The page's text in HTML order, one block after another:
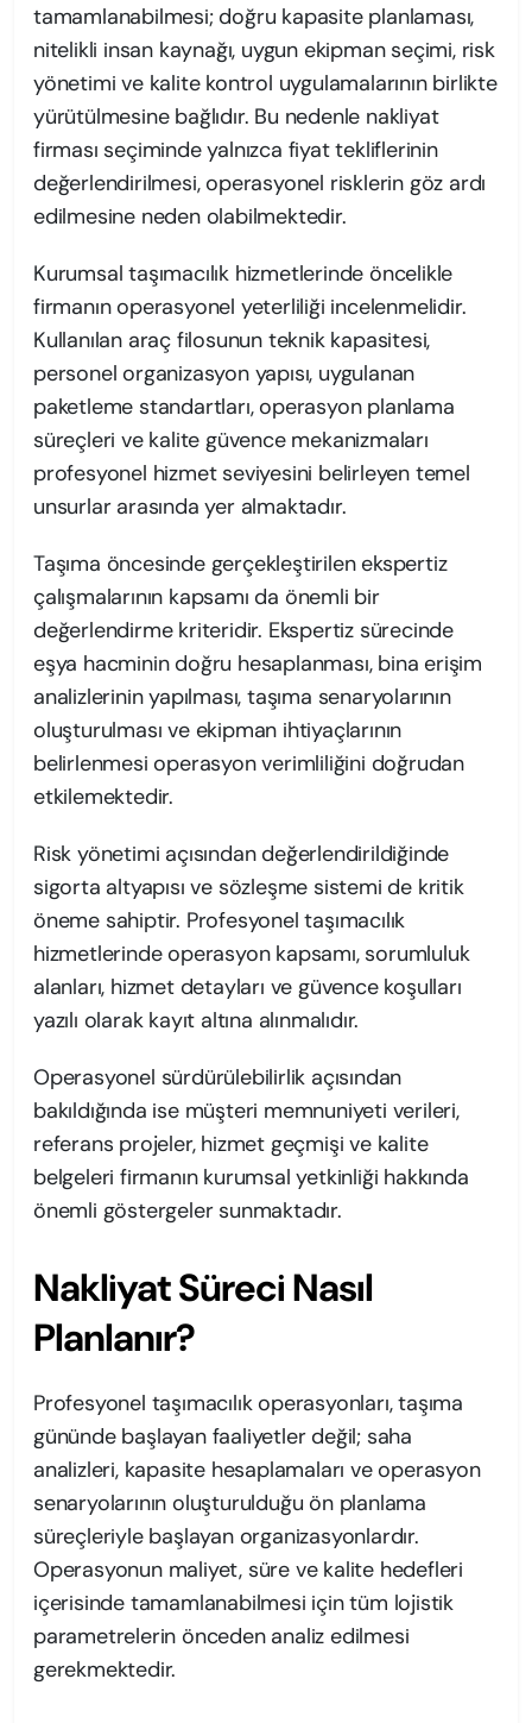
tamamlanabilmesi; doğru kapasite planlaması,
nitelikli insan kaynağı, uygun ekipman seçimi, risk
yönetimi ve kalite kontrol uygulamalarının birlikte
yürütülmesine bağlıdır. Bu nedenle nakliyat
firması seçiminde yalnızca fiyat tekliflerinin
değerlendirilmesi, operasyonel risklerin göz ardı
edilmesine neden olabilmektedir.
Kurumsal taşımacılık hizmetlerinde öncelikle
firmanın operasyonel yeterliliği incelenmelidir.
Kullanılan araç filosunun teknik kapasitesi,
personel organizasyon yapısı, uygulanan
paketleme standartları, operasyon planlama
süreçleri ve kalite güvence mekanizmaları
profesyonel hizmet seviyesini belirleyen temel
unsurlar arasında yer almaktadır.
Taşıma öncesinde gerçekleştirilen ekspertiz
çalışmalarının kapsamı da önemli bir
değerlendirme kriteridir. Ekspertiz sürecinde
eşya hacminin doğru hesaplanması, bina erişim
analizlerinin yapılması, taşıma senaryolarının
oluşturulması ve ekipman ihtiyaçlarının
belirlenmesi operasyon verimliliğini doğrudan
etkilemektedir.
Risk yönetimi açısından değerlendirildiğinde
sigorta altyapısı ve sözleşme sistemi de kritik
öneme sahiptir. Profesyonel taşımacılık
hizmetlerinde operasyon kapsamı, sorumluluk
alanları, hizmet detayları ve güvence koşulları
yazılı olarak kayıt altına alınmalıdır.
Operasyonel sürdürülebilirlik açısından
bakıldığında ise müşteri memnuniyeti verileri,
referans projeler, hizmet geçmişi ve kalite
belgeleri firmanın kurumsal yetkinliği hakkında
önemli göstergeler sunmaktadır.
Nakliyat Süreci Nasıl
Planlanır?
Profesyonel taşımacılık operasyonları, taşıma
gününde başlayan faaliyetler değil; saha
analizleri, kapasite hesaplamaları ve operasyon
senaryolarının oluşturulduğu ön planlama
süreçleriyle başlayan organizasyonlardır.
Operasyonun maliyet, süre ve kalite hedefleri
içerisinde tamamlanabilmesi için tüm lojistik
parametrelerin önceden analiz edilmesi
gerekmektedir.